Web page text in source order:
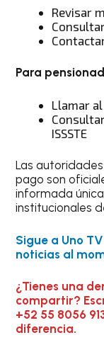
Revisar
Para
Llamar al
ISSSTE
Las
pago son
informada
institucionales
Sigue a Uno
noticias al
¿Tienes una
compartir?
+52 55 8056
diferencia.